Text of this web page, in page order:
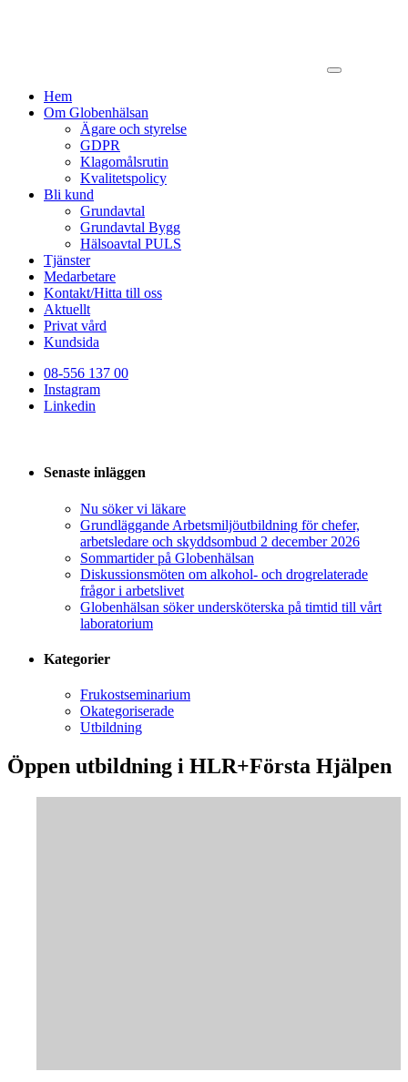
Hem
Om Globenhälsan
Ägare och styrelse
GDPR
Klagomålsrutin
Kvalitetspolicy
Bli kund
Grundavtal
Grundavtal Bygg
Hälsoavtal PULS
Tjänster
Medarbetare
Kontakt/Hitta till oss
Aktuellt
Privat vård
Kundsida
08-556 137 00
Instagram
Linkedin
Senaste inläggen
Nu söker vi läkare
Grundläggande Arbetsmiljöutbildning för chefer,
arbetsledare och skyddsombud 2 december 2026
Sommartider på Globenhälsan
Diskussionsmöten om alkohol- och drogrelaterade
frågor i arbetslivet
Globenhälsan söker undersköterska på timtid till vårt
laboratorium
Kategorier
Frukostseminarium
Okategoriserade
Utbildning
Öppen utbildning i HLR+Första Hjälpen